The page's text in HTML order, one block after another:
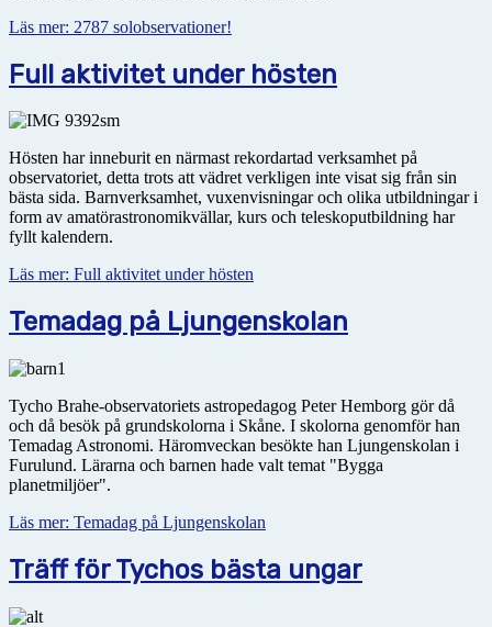
Läs mer: 2787 solobservationer!
Full aktivitet under hösten
Hösten har inneburit en närmast rekordartad verksamhet på
observatoriet, detta trots att vädret verkligen inte visat sig från sin
bästa sida. Barnverksamhet, vuxenvisningar och olika utbildningar i
form av amatörastronomikvällar, kurs och teleskoputbildning har
fyllt kalendern.
Läs mer: Full aktivitet under hösten
Temadag på Ljungenskolan
Tycho Brahe-observatoriets astropedagog Peter Hemborg gör då
och då besök på grundskolorna i Skåne. I skolorna genomför han
Temadag Astronomi. Häromveckan besökte han Ljungenskolan i
Furulund. Lärarna och barnen hade valt temat "Bygga
planetmiljöer".
Läs mer: Temadag på Ljungenskolan
Träff för Tychos bästa ungar